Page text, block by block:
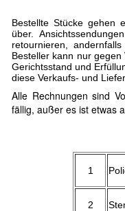
Bestellte Stücke gehen
über.
retournieren,
Besteller kann nur
Gerichtsstand und
diese Verkaufs- und
Alle Rechnungen sind
fällig, außer es ist etwas
1
2